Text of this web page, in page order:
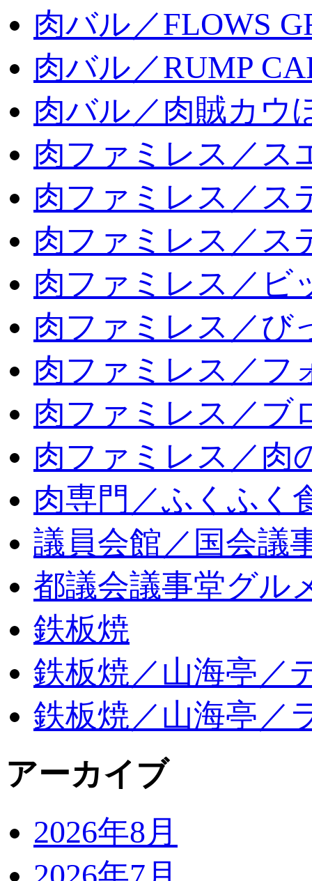
肉バル／FLOWS
肉バル／RUMP
肉バル／肉賊カウ
肉ファミレス／ス
肉ファミレス／ス
肉ファミレス／ス
肉ファミレス／ビ
肉ファミレス／び
肉ファミレス／フ
肉ファミレス／ブ
肉ファミレス／肉
肉専門／ふくふく
議員会館／国会議
都議会議事堂グル
鉄板焼
鉄板焼／山海亭／
鉄板焼／山海亭／
アーカイブ
2026年8月